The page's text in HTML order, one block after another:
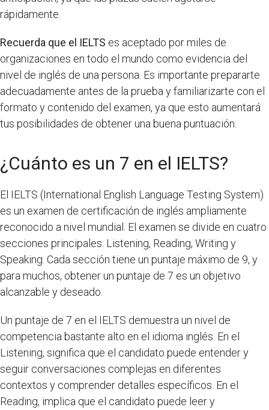
rápidamente.
Recuerda que el IELTS es aceptado por miles de
organizaciones en todo el mundo como evidencia del
nivel de inglés de una persona. Es importante prepararte
adecuadamente antes de la prueba y familiarizarte con el
formato y contenido del examen, ya que esto aumentará
tus posibilidades de obtener una buena puntuación.
¿Cuánto es un 7 en el IELTS?
El IELTS (International English Language Testing System)
es un examen de certificación de inglés ampliamente
reconocido a nivel mundial. El examen se divide en cuatro
secciones principales: Listening, Reading, Writing y
Speaking. Cada sección tiene un puntaje máximo de 9, y
para muchos, obtener un puntaje de 7 es un objetivo
alcanzable y deseado.
Un puntaje de 7 en el IELTS demuestra un nivel de
competencia bastante alto en el idioma inglés. En el
Listening, significa que el candidato puede entender y
seguir conversaciones complejas en diferentes
contextos y comprender detalles específicos. En el
Reading, implica que el candidato puede leer y